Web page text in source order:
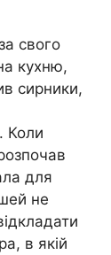
свого
кухню,
сирники,
Коли
для
не
в якій